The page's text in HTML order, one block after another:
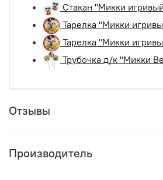
Стакан "Микки
Тарелка "Микки
Тарелка "Микки
Трубочка д/к "Микки
Отзывы
Производитель